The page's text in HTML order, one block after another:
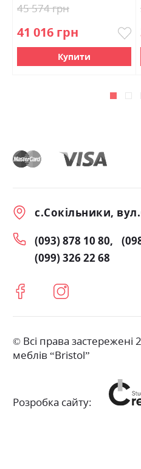
41 016 грн
45 574 грн
Купити
с.Сокільники,
(093) 878 10 80
(099) 326 22 68
© Всі права застережені
меблів “Bristol”
Розробка сайту: